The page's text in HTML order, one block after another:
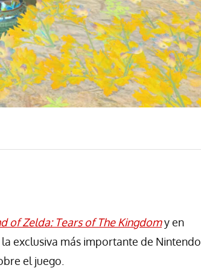
of Zelda: Tears of The Kingdomy en
exclusiva más importante de Nintendo
el juego.